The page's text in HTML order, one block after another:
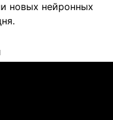
новых нейронных